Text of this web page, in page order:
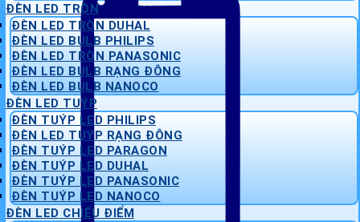
ĐÈN LED TRÒN
ĐÈN LED TRÒN DUHAL
ĐÈN LED BULB PHILIPS
ĐÈN LED TRÒN PANASONIC
ĐÈN LED BULB RẠNG ĐÔNG
ĐÈN LED BULB NANOCO
ĐÈN LED TUÝP
ĐÈN TUÝP LED PHILIPS
ĐÈN LED TUÝP RẠNG ĐÔNG
ĐÈN TUÝP LED PARAGON
ĐÈN TUÝP LED DUHAL
ĐÈN TUÝP LED PANASONIC
ĐÈN TUÝP LED NANOCO
ĐÈN LED CHIẾU ĐIỂM